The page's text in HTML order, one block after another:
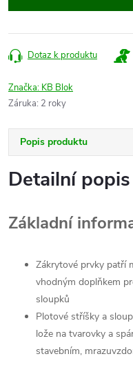
Dotaz k produktu
Značka: KB Blok
Záruka: 2 roky
Popis produktu
Detailní
Základní
Zákrytové prvky patří
vhodným doplňkem
sloupků
Plotové stříšky a
lože na tvarovky a
stavebním,